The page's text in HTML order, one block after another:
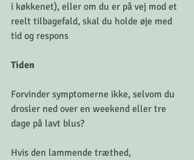
i køkkenet), eller om du er på vej mod et
reelt tilbagefald, skal du holde øje med
tid og respons
Tiden
Forvinder symptomerne ikke, selvom du
drosler ned over en weekend eller tre
dage på lavt blus?
Hvis den lammende træthed,